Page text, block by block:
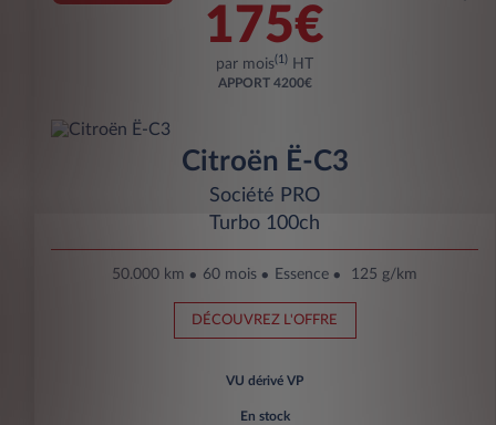
175€
par mois(1) HT
APPORT 4200€
Citroën Ë-C3
Société PRO
Turbo 100ch
50.000 km 60 mois Essence 125 g/km
DÉCOUVREZ L'OFFRE
VU dérivé VP
En stock